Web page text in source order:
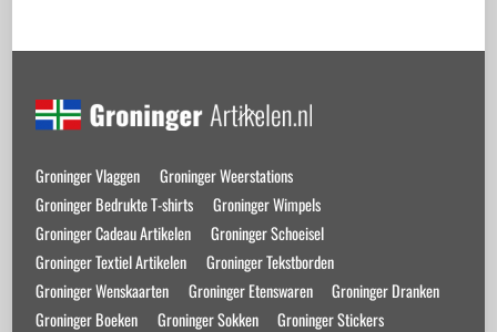
Deze
kan
gekozen
worden
op
de
productpagina
meerdere
Deze
kan
gekozen
worden
op
de
productpagina
Back
Top
Groninger Vlaggen
Groninger Weerstations
Groninger Bedrukte T-shirts
Groninger Wimpels
Groninger Cadeau Artikelen
Groninger Schoeisel
Groninger Textiel Artikelen
Groninger Tekstborden
Groninger Wenskaarten
Groninger Etenswaren
Groninger Dranken
Groninger Boeken
Groninger Sokken
Groninger Stickers